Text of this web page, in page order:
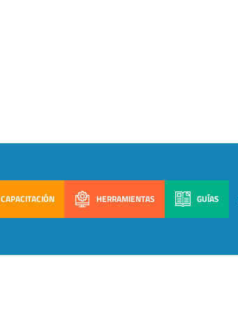
CAPACITACIÓN HERRAMIENTAS GUÍAS